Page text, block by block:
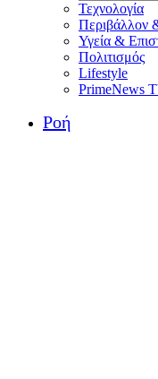
Τεχνολογία
Περιβάλλον
Υγεία &
Πολιτισμός
Lifestyle
PrimeNews
Ροή